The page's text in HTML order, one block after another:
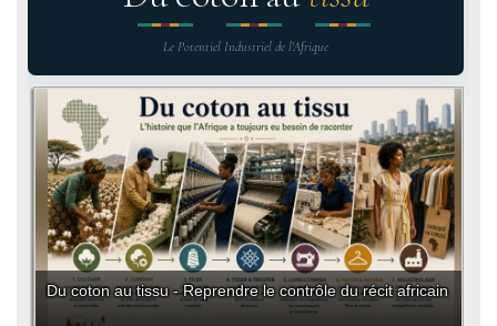
Le Potentiel Industriel de l'Afrique
Du coton au tissu - Reprendre le contrôle du récit africain